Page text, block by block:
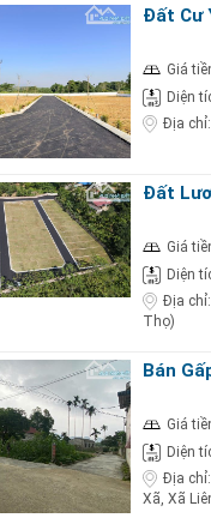
Đất Cư
Giá
Diện
Địa chỉ:
Đất
Giá
Diện
Địa chỉ:
Thọ)
Bán
Giá
Diện
Địa chỉ:
Xã, Xã